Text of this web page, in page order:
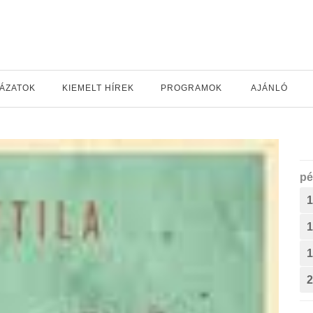
KIEMELT HÍREK PROGRAMOK AJÁNLÓ